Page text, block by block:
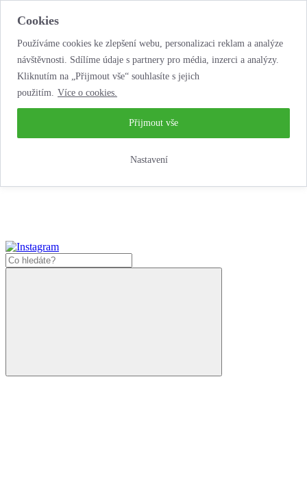
Cookies
Používáme cookies ke zlepšení webu, personalizaci reklam a analýze
návštěvnosti. Sdílíme údaje s partnery pro média, inzerci a analýzy.
Kliknutím na „Přijmout vše“ souhlasíte s jejich
použitím. Více o cookies.
Nastavení
Přijmout vše
...neobyčejná jízda životem!